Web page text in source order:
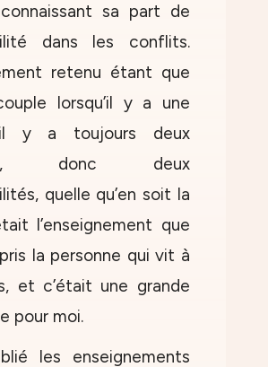
sa part de
dans les conflits.
retenu étant que
lorsqu’il y a une
y a toujours deux
donc deux
quelle qu’en soit la
l’enseignement que
la personne qui vit à
et c’était une grande
pour moi.
les enseignements